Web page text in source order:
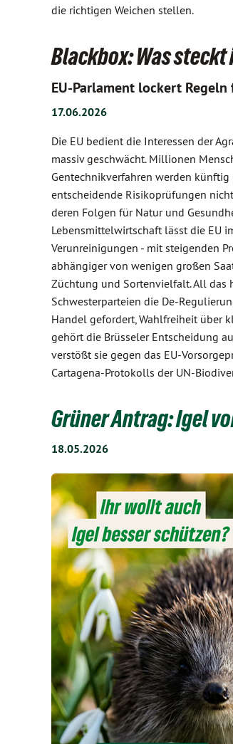
die richtigen Weichen stellen.
Blackbox: Was
EU-Parlament lockert
17.06.2026
Die EU bedient die Interessen der
massiv geschwächt. Millionen
Gentechnikverfahren werden
entscheidende Risikoprüfungen
deren Folgen für Natur und
Lebensmittelwirtschaft lässt die EU
Verunreinigungen - mit steigenden
abhängiger von wenigen großen
Züchtung und Sortenvielfalt. All das
Schwesterparteien die De-
Handel gefordert, Wahlfreiheit über
gehört die Brüsseler Entscheidung
verstößt sie gegen das EU-
Cartagena-Protokolls der UN-
Grüner Antrag: Igel
18.05.2026